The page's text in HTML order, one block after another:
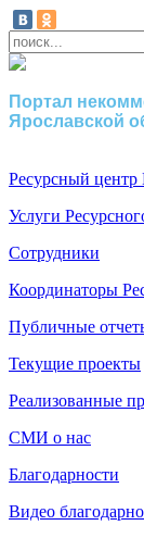
Портал
Ярославской
Ресурсный
Услуги
Сотрудники
Координаторы
Публичные
Текущие проекты
Реализованные
СМИ о нас
Благодарности
Видео